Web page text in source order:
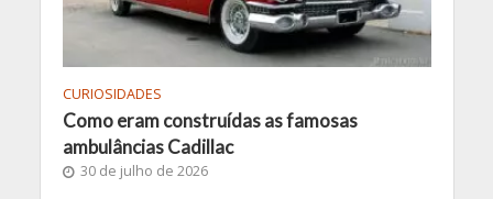
CURIOSIDADES
Como eram construídas as famosas
ambulâncias Cadillac
30 de julho de 2026